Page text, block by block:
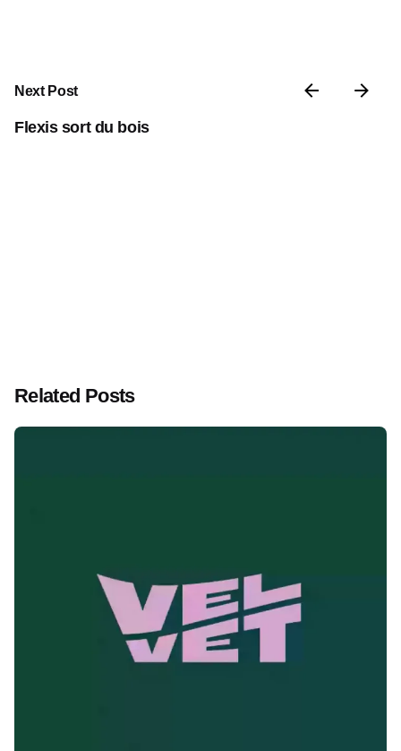
Next Post
Flexis sort du bois
Related Posts